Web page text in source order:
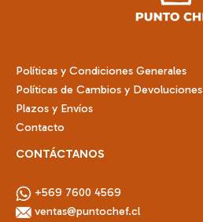
página
Políticas y Condiciones Generales
Políticas de Cambios y Devoluciones
Plazos y Envíos
Contacto
CONTÁCTANOS
+569 7600 4569
ventas@puntochef.cl